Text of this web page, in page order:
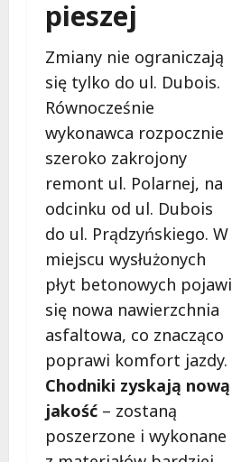
pieszej
Zmiany nie ograniczają
się tylko do ul. Dubois.
Równocześnie
wykonawca rozpocznie
szeroko zakrojony
remont ul. Polarnej, na
odcinku od ul. Dubois
do ul. Prądzyńskiego. W
miejscu wysłużonych
płyt betonowych pojawi
się nowa nawierzchnia
asfaltowa, co znacząco
poprawi komfort jazdy.
Chodniki zyskają nową
jakość – zostaną
poszerzone i wykonane